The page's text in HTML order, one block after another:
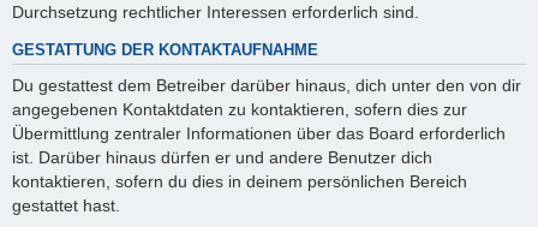
Durchsetzung rechtlicher Interessen erforderlich sind.
GESTATTUNG DER KONTAKTAUFNAHME
Du gestattest dem Betreiber darüber hinaus, dich unter den von dir
angegebenen Kontaktdaten zu kontaktieren, sofern dies zur
Übermittlung zentraler Informationen über das Board erforderlich
ist. Darüber hinaus dürfen er und andere Benutzer dich
kontaktieren, sofern du dies in deinem persönlichen Bereich
gestattet hast.